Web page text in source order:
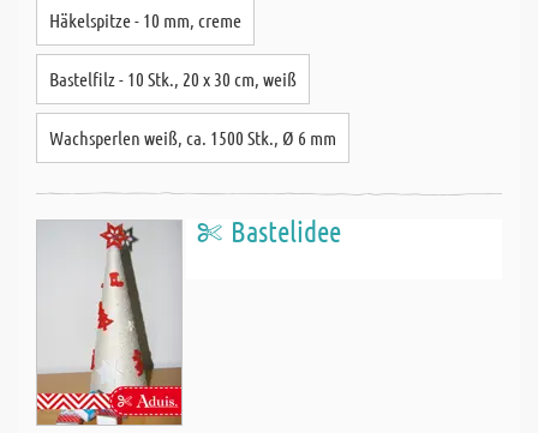
Häkelspitze - 10 mm, creme
Bastelfilz - 10 Stk., 20 x 30 cm, weiß
Wachsperlen weiß, ca. 1500 Stk., Ø 6 mm
Bastelidee